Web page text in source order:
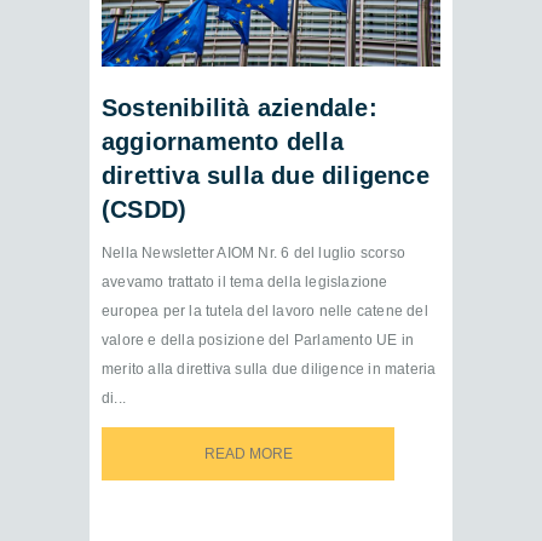
Sostenibilità aziendale:
aggiornamento della
direttiva sulla due diligence
(CSDD)
Nella Newsletter AIOM Nr. 6 del luglio scorso
avevamo trattato il tema della legislazione
europea per la tutela del lavoro nelle catene del
valore e della posizione del Parlamento UE in
merito alla direttiva sulla due diligence in materia
di...
READ MORE